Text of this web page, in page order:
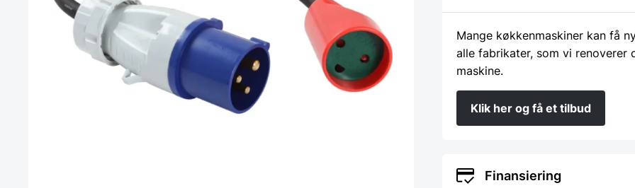
Mange køkkenmaskiner kan få
alle fabrikater, som vi
maskine.
Klik her og få et tilbud
Finansiering